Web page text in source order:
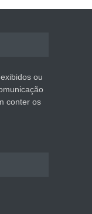
ou
conter os